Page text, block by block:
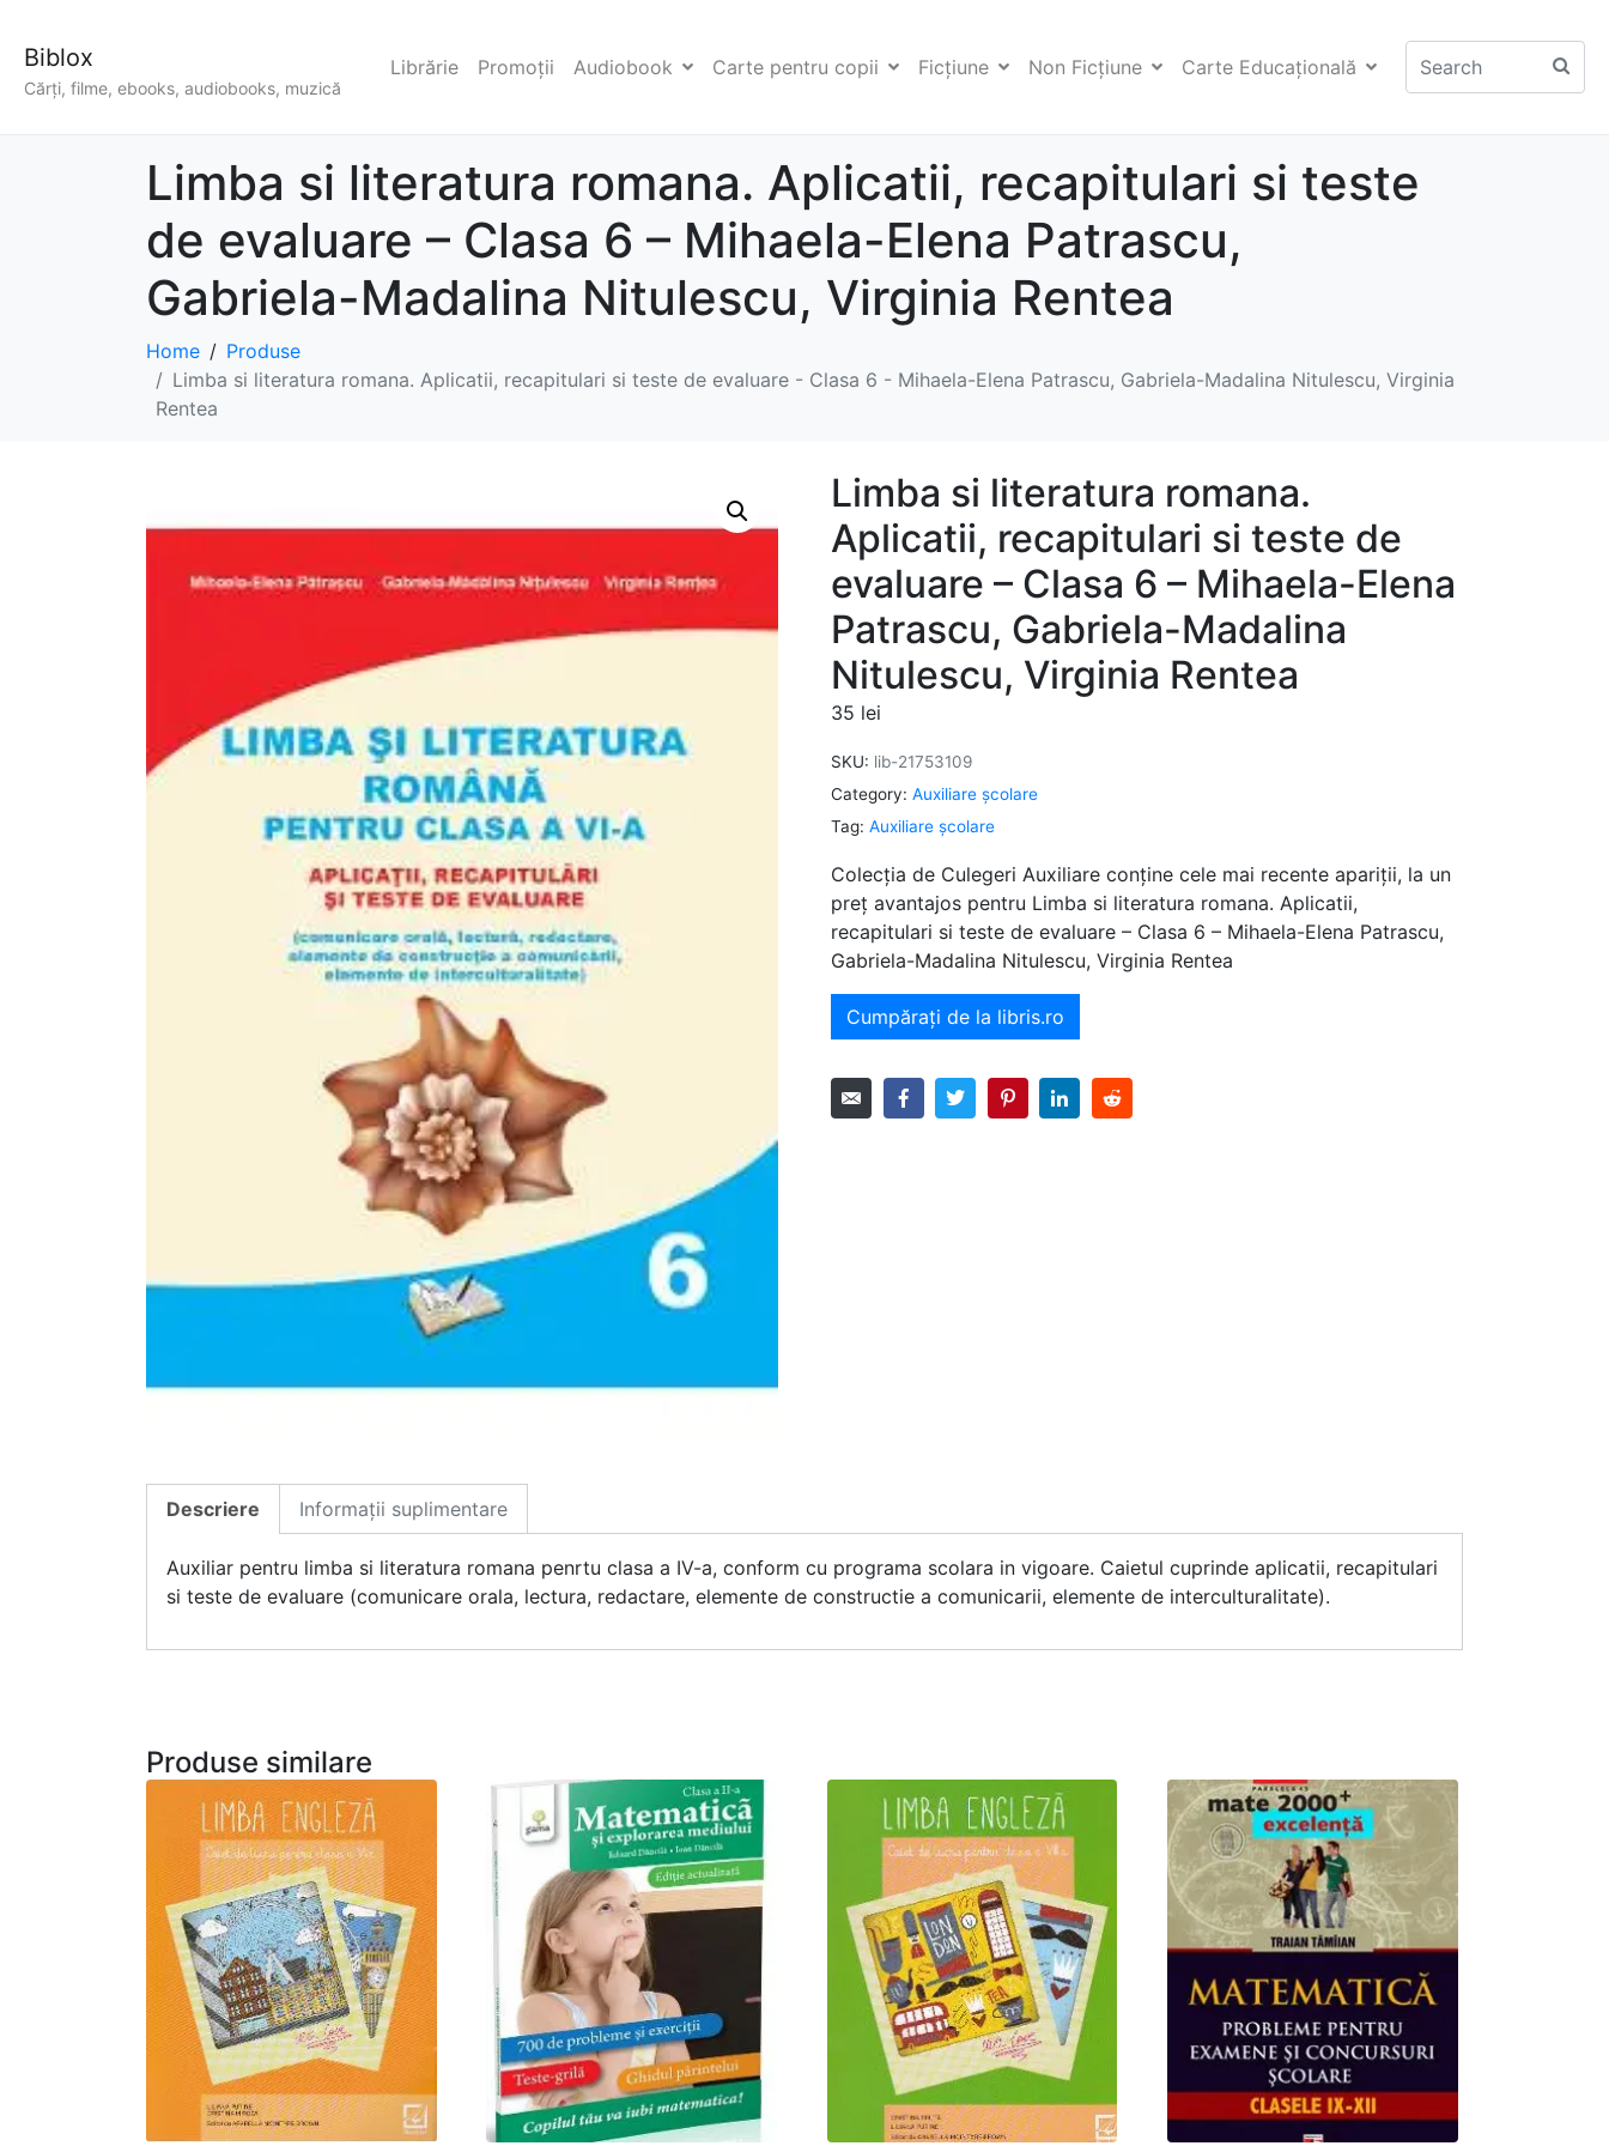
Biblox
Cărți, filme, ebooks, audiobooks, muzică
Librărie Promoții Audiobook Carte pentru copii Ficţiune Non Ficţiune Carte Educaţională
Limba si literatura romana. Aplicatii, recapitulari si teste
de evaluare – Clasa 6 – Mihaela-Elena Patrascu,
Gabriela-Madalina Nitulescu, Virginia Rentea
Home
Produse
Limba si literatura romana. Aplicatii, recapitulari si teste de evaluare - Clasa 6 - Mihaela-Elena Patrascu, Gabriela-Madalina Nitulescu, Virginia
Rentea
Limba si literatura romana.
Aplicatii, recapitulari si teste de
evaluare – Clasa 6 – Mihaela-Elena
Patrascu, Gabriela-Madalina
Nitulescu, Virginia Rentea
35 lei
SKU: lib-21753109
Category: Auxiliare şcolare
Tag: Auxiliare şcolare
Colecția de Culegeri Auxiliare conține cele mai recente apariții, la un
preț avantajos pentru Limba si literatura romana. Aplicatii,
recapitulari si teste de evaluare – Clasa 6 – Mihaela-Elena Patrascu,
Gabriela-Madalina Nitulescu, Virginia Rentea
Cumpărați de la libris.ro
Descriere Informații suplimentare
Auxiliar pentru limba si literatura romana penrtu clasa a IV-a, conform cu programa scolara in vigoare. Caietul cuprinde aplicatii, recapitulari
si teste de evaluare (comunicare orala, lectura, redactare, elemente de constructie a comunicarii, elemente de interculturalitate).
Produse similare